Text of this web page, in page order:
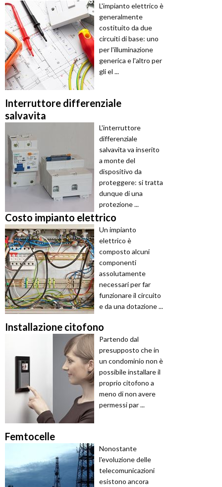
L'impianto elettrico è
generalmente
costituito da due
circuiti di base: uno
per l'illuminazione
generica e l'altro per
gli el ...
Interruttore differenziale
salvavita
L'interruttore
differenziale
salvavita va inserito
a monte del
dispositivo da
proteggere: si tratta
dunque di una
protezione ...
Costo impianto elettrico
Un impianto
elettrico è
composto alcuni
componenti
assolutamente
necessari per far
funzionare il circuito
e da una dotazione ...
Installazione citofono
Partendo dal
presupposto che in
un condominio non è
possibile installare il
proprio citofono a
meno di non avere
permessi par ...
Femtocelle
Nonostante
l'evoluzione delle
telecomunicazioni
esistono ancora